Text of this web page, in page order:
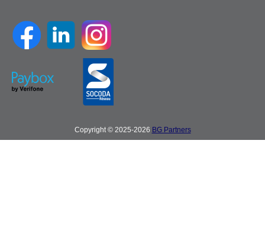
Copyright © 2025-2026 BG Partners